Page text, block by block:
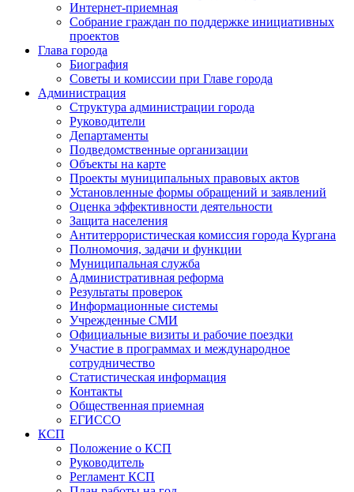
Интернет-приемная
Собрание граждан по поддержке инициативных
проектов
Глава города
Биография
Советы и комиссии при Главе города
Администрация
Структура администрации города
Руководители
Департаменты
Подведомственные организации
Объекты на карте
Проекты муниципальных правовых актов
Установленные формы обращений и заявлений
Оценка эффективности деятельности
Защита населения
Антитеррористическая комиссия города Кургана
Полномочия, задачи и функции
Муниципальная служба
Административная реформа
Результаты проверок
Информационные системы
Учрежденные СМИ
Официальные визиты и рабочие поездки
Участие в программах и международное
сотрудничество
Статистическая информация
Контакты
Общественная приемная
ЕГИССО
КСП
Положение о КСП
Руководитель
Регламент КСП